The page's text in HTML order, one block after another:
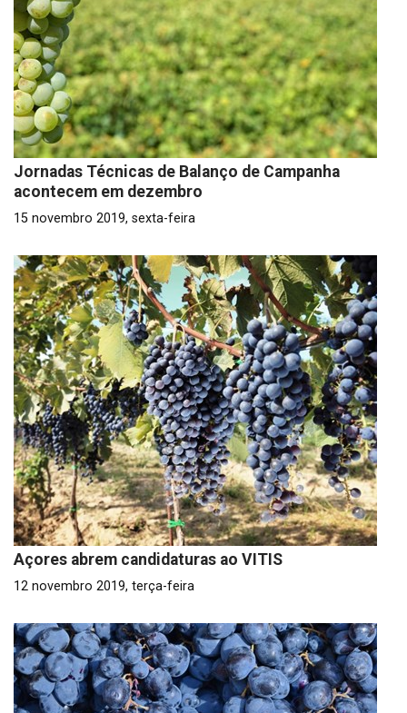
Jornadas Técnicas de Balanço de Campanha
acontecem em dezembro
15 novembro 2019, sexta-feira
Açores abrem candidaturas ao VITIS
12 novembro 2019, terça-feira